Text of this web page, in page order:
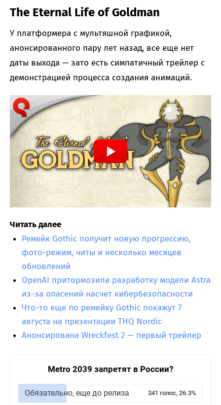
The Eternal Life of Goldman
У платформера с мультяшной графикой,
анонсированного пару лет назад, все еще нет
даты выхода — зато есть симпатичный трейлер с
демонстрацией процесса создания анимаций.
Читать далее
Ремейк Gothic получит новую прогрессию,
фото-режим, читы и несколько месяцев
обновлений
OpenAI притормозила разработку модели Astra
из-за опасений насчет кибербезопасности
Что-то еще по ремейку Gothic покажут 7
августа на презентации THQ Nordic
Анонсирована Wreckfest 2 — первый трейлер
Metro 2039 запретят в России?
Обязательно, еще до релиза 341 голос, 26.3%